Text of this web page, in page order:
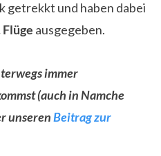
getrekkt und haben dabei
ausgegeben.
immer
(auch in Namche
unserenBeitrag zur